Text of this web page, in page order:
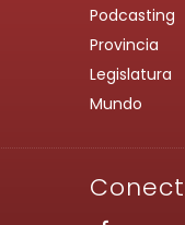
Podcasting
Provincia
Legislatura
Mundo